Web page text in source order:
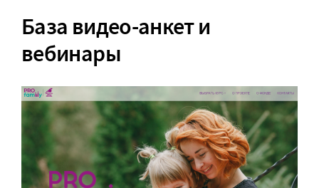
База видео-анкет и
вебинары